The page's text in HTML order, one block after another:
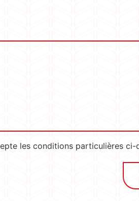
les conditions particulières ci-